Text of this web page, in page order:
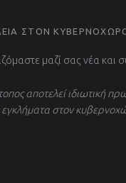
ΣΤΟΝ
μαζί σας νέα
αποτελεί ιδιωτική
στον